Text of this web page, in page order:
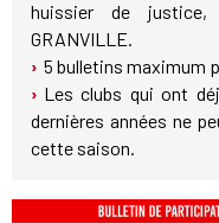
huissier de justice,
GRANVILLE.
5 bulletins maximum
Les clubs qui ont
dernières années ne
cette saison.